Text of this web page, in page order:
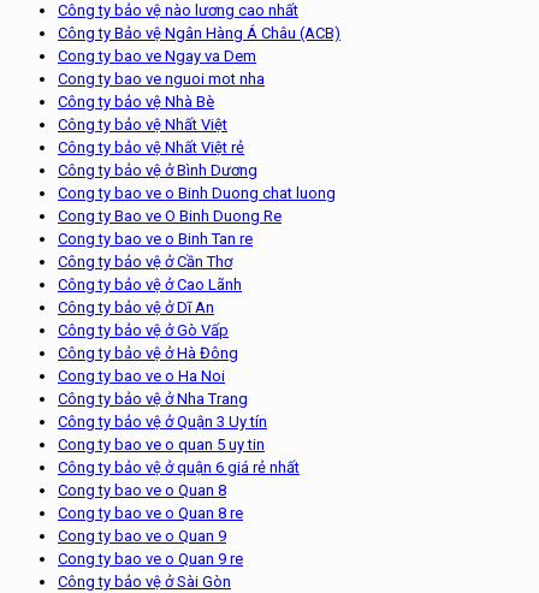
Công ty bảo vệ nào lương cao nhất
Công ty Bảo vệ Ngân Hàng Á Châu (ACB)
Cong ty bao ve Ngay va Dem
Cong ty bao ve nguoi mot nha
Công ty bảo vệ Nhà Bè
Công ty bảo vệ Nhất Việt
Công ty bảo vệ Nhất Việt rẻ
Công ty bảo vệ ở Bình Dương
Cong ty bao ve o Binh Duong chat luong
Cong ty Bao ve O Binh Duong Re
Cong ty bao ve o Binh Tan re
Công ty bảo vệ ở Cần Thơ
Công ty bảo vệ ở Cao Lãnh
Công ty bảo vệ ở Dĩ An
Công ty bảo vệ ở Gò Vấp
Công ty bảo vệ ở Hà Đông
Cong ty bao ve o Ha Noi
Công ty bảo vệ ở Nha Trang
Công ty bảo vệ ở Quận 3 Uy tín
Cong ty bao ve o quan 5 uy tin
Công ty bảo vệ ở quận 6 giá rẻ nhất
Cong ty bao ve o Quan 8
Cong ty bao ve o Quan 8 re
Cong ty bao ve o Quan 9
Cong ty bao ve o Quan 9 re
Công ty bảo vệ ở Sài Gòn